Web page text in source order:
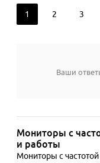
1 2 3
Ваши
Мониторы с
и работы
Мониторы с